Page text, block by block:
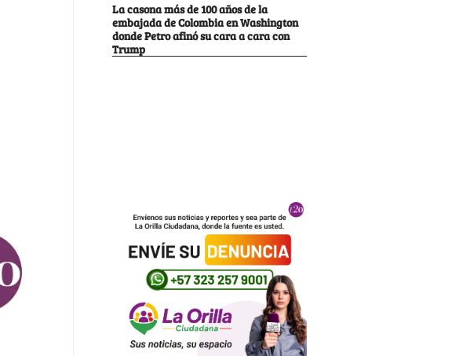
La casona más de 100 años de la
embajada de Colombia en Washington
donde Petro afinó su cara a cara con
Trump